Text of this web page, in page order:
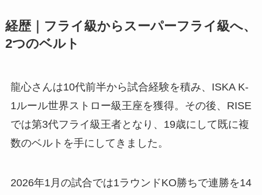
経歴｜フライ級からスーパーフライ級へ、
2つのベルト
龍心さんは10代前半から試合経験を積み、ISKA K-
1ルール世界ストロー級王座を獲得。その後、RISE
では第3代フライ級王者となり、19歳にして既に複
数のベルトを手にしてきました。
2026年1月の試合では1ラウンドKO勝ちで連勝を14